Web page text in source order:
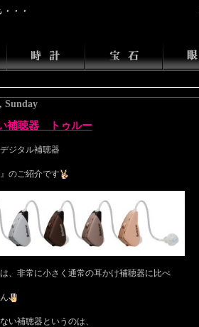
Sunday
補聴器 トゥルー
ジタル補聴器
』のご紹介です
、非常に小さく通常の耳かけ補聴器に比べ
い補聴器というのは、